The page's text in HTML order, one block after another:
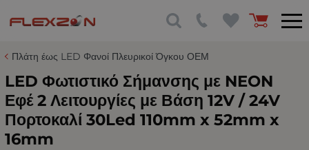
Πλάτη έως LED Φανοί Πλευρικοί Όγκου ΟΕΜ
LED Φωτιστικό Σήμανσης με NEON
Εφέ 2 Λειτουργίες με Βάση 12V / 24V
Πορτοκαλί 30Led 110mm x 52mm x
16mm